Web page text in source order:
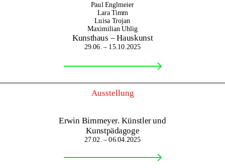
Paul Englmeier
Lara Timm
Luisa Trojan
Maximilian Uhlig
Kunsthaus – Hauskunst
29.06. – 15.10.2025
Ausstellung
Erwin Birnmeyer. Künstler und
Kunstpädagoge
27.02. – 06.04.2025